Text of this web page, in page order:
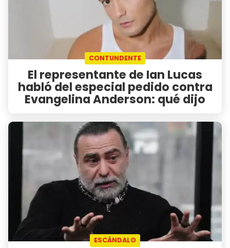
CONTUNDENTE
El representante de Ian Lucas
habló del especial pedido contra
Evangelina Anderson: qué dijo
ESCÁNDALO